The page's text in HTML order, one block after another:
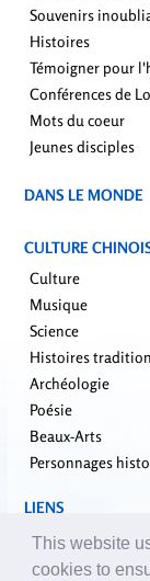
Souvenirs
Histoires
Témoigner pour
Conférences de
Mots du coeur
Jeunes disciples
DANS LE MONDE
CULTURE
Culture
Musique
Science
Histoires
Archéologie
Poésie
Beaux-Arts
Personnages
LIENS
falundafa.org
faluninfo.net
This website
cookies to